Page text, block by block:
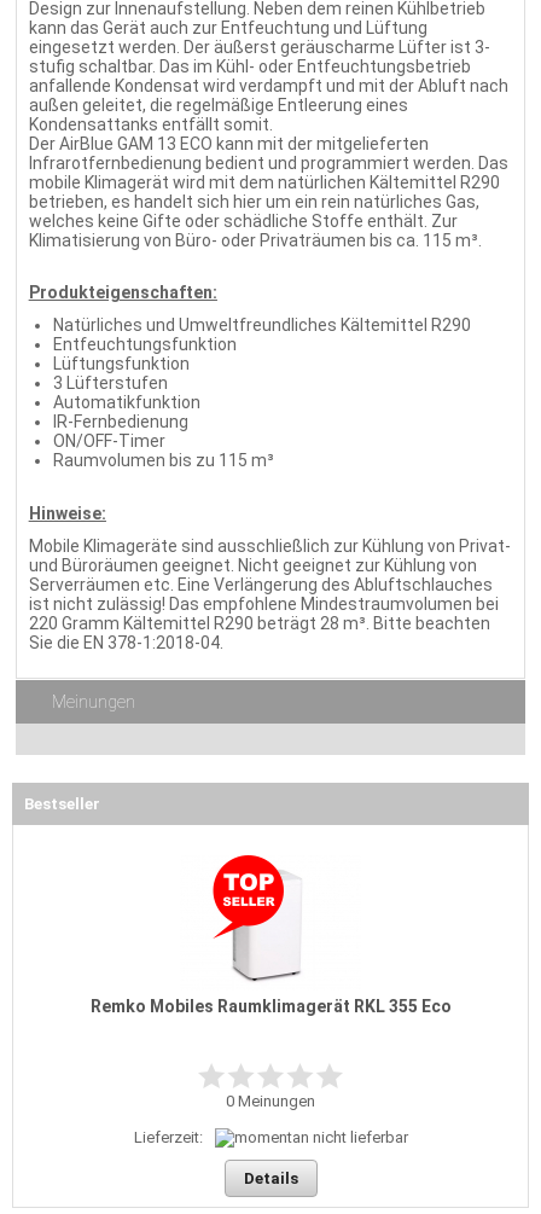
Design zur Innenaufstellung. Neben dem reinen Kühlbetrieb
kann das Gerät auch zur Entfeuchtung und Lüftung
eingesetzt werden. Der äußerst geräuscharme Lüfter ist 3-
stufig schaltbar. Das im Kühl- oder Entfeuchtungsbetrieb
anfallende Kondensat wird verdampft und mit der Abluft nach
außen geleitet, die regelmäßige Entleerung eines
Kondensattanks entfällt somit.
Der AirBlue GAM 13 ECO kann mit der mitgelieferten
Infrarotfernbedienung bedient und programmiert werden. Das
mobile Klimagerät wird mit dem natürlichen Kältemittel R290
betrieben, es handelt sich hier um ein rein natürliches Gas,
welches keine Gifte oder schädliche Stoffe enthält. Zur
Klimatisierung von Büro- oder Privaträumen bis ca. 115 m³.
Produkteigenschaften:
Natürliches und Umweltfreundliches Kältemittel R290
Entfeuchtungsfunktion
Lüftungsfunktion
3 Lüfterstufen
Automatikfunktion
IR-Fernbedienung
ON/OFF-Timer
Raumvolumen bis zu 115 m³
Hinweise:
Mobile Klimageräte sind ausschließlich zur Kühlung von Privat-
und Büroräumen geeignet. Nicht geeignet zur Kühlung von
Serverräumen etc. Eine Verlängerung des Abluftschlauches
ist nicht zulässig! Das empfohlene Mindestraumvolumen bei
220 Gramm Kältemittel R290 beträgt 28 m³. Bitte beachten
Sie die EN 378-1:2018-04.
Meinungen
Bestseller
Remko Mobiles Raumklimagerät RKL 355 Eco
0 Meinungen
Lieferzeit:
Details